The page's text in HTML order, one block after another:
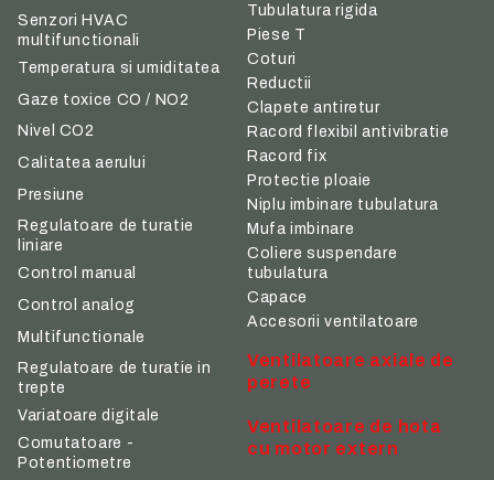
Senzori HVAC
multifunctionali
Temperatura si umiditatea
Gaze toxice CO / NO2
Nivel CO2
Calitatea aerului
Presiune
Regulatoare de turatie
liniare
Control manual
Control analog
Multifunctionale
Regulatoare de turatie in
trepte
Variatoare digitale
Comutatoare -
Potentiometre
Tubulatura rigida
Piese T
Coturi
Reductii
Clapete antiretur
Racord flexibil antivibratie
Racord fix
Protectie ploaie
Niplu imbinare tubulatura
Mufa imbinare
Coliere suspendare
tubulatura
Capace
Accesorii ventilatoare
Ventilatoare axiale de
perete
Ventilatoare de hota
cu motor extern